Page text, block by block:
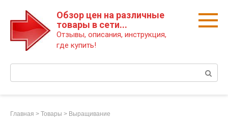
Обзор цен на различные
товары в сети...
Отзывы, описания, инструкция,
где купить!
Главная > Товары > Выращивание